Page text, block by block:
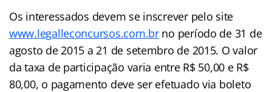
Os interessados devem se inscrever pelo site
www.legalleconcursos.com.brno período de 31 de
agosto de 2015 a 21 de setembro de 2015. O valor
da taxa de participação varia entre R$ 50,00 e R$
80,00, o pagamento deve ser efetuado via boleto